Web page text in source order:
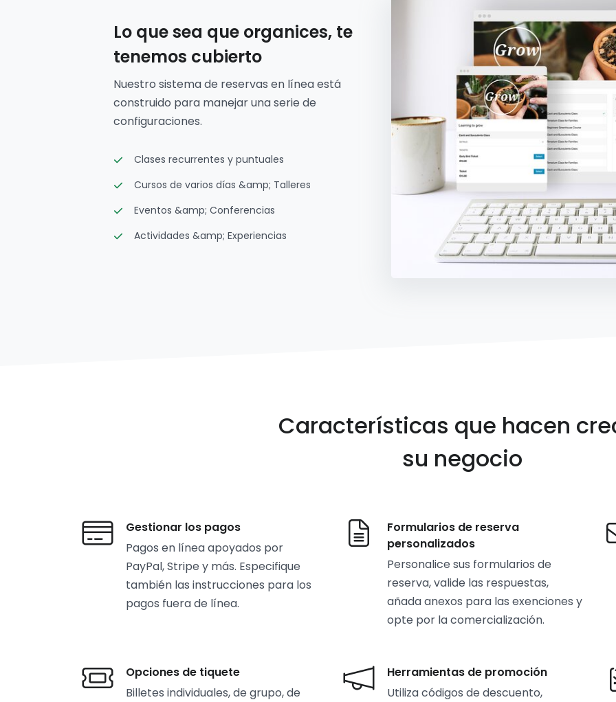
Lo que sea que organices, te
tenemos cubierto
Nuestro sistema de reservas en línea está
construido para manejar una serie de
configuraciones.
Clases recurrentes y puntuales
Cursos de varios días &amp; Talleres
Eventos &amp; Conferencias
Actividades &amp; Experiencias
Características que hacen
su negocio
Gestionar los pagos
Pagos en línea apoyados por
PayPal, Stripe y más. Especifique
también las instrucciones para los
pagos fuera de línea.
Formularios de reserva
personalizados
Personalice sus formularios de
reserva, valide las respuestas,
añada anexos para las exenciones y
opte por la comercialización.
Opciones de tiquete
Billetes individuales, de grupo, de
Herramientas de promoción
Utiliza códigos de descuento,